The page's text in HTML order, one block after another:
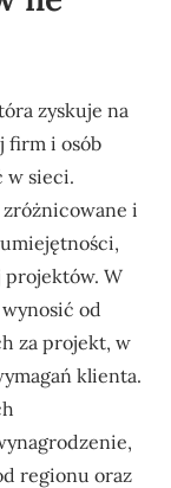
zyskuje na
firm i osób
w sieci.
i
projektów. W
od
za projekt, w
klienta.
regionu oraz